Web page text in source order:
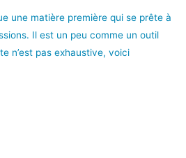
une matière première qui se prête à
Il est un peu comme un outil
n’est pas exhaustive, voici